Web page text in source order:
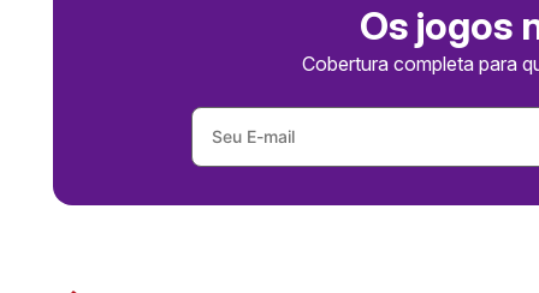
Os jogos
Cobertura completa para